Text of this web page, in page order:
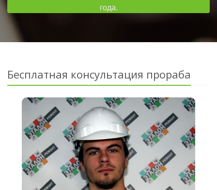
года.
Бесплатная консультация прораба